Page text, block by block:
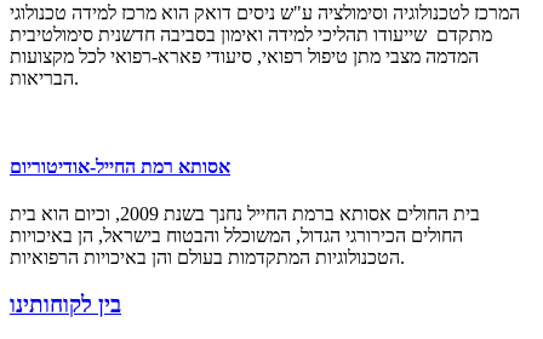
המרכז לטכנולוגיה וסימולציה ע"ש ניסים דואק הוא מרכז למידה טכנולוגי
מתקדם שייעודו תהליכי למידה ואימון בסביבה חדשנית סימולטיבית
המדמה מצבי מתן טיפול רפואי, סיעודי פארא-רפואי לכל מקצועות
הבריאות.
אסותא רמת החייל-אודיטוריום
בית החולים אסותא ברמת החייל נחנך בשנת 2009, וכיום הוא בית
החולים הכירורגי הגדול, המשוכלל והבטוח בישראל, הן באיכויות
הטכנולוגיות המתקדמות בעולם והן באיכויות הרפואיות.
בין לקוחותינו